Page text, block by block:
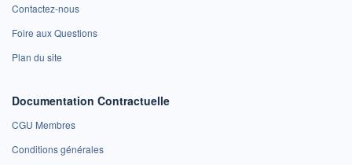
Contactez-nous
Foire aux Questions
Plan du site
Documentation Contractuelle
CGU Membres
Conditions générales